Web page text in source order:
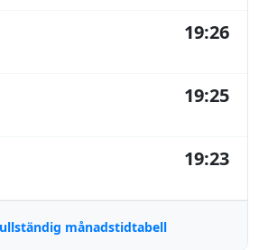
19:26
19:25
19:23
månadstidtabell